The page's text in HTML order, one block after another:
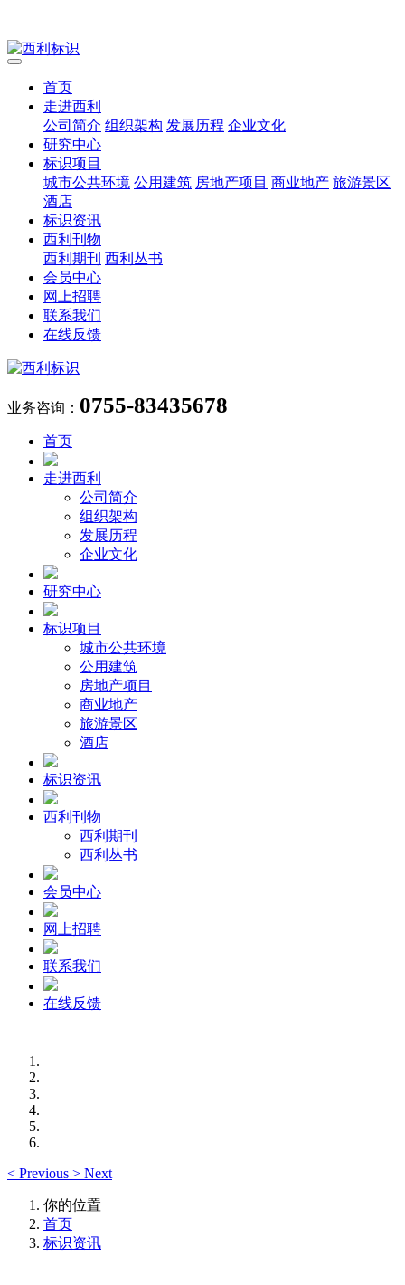
首页
走进西利
公司简介 组织架构 发展历程 企业文化
研究中心
标识项目
城市公共环境 公用建筑 房地产项目 商业地产 旅游景区
酒店
标识资讯
西利刊物
西利期刊 西利丛书
会员中心
网上招聘
联系我们
在线反馈
业务咨询： 0755-83435678
首页
走进西利
公司简介
组织架构
发展历程
企业文化
研究中心
标识项目
城市公共环境
公用建筑
房地产项目
商业地产
旅游景区
酒店
标识资讯
西利刊物
西利期刊
西利丛书
会员中心
网上招聘
联系我们
在线反馈
< Previous > Next
你的位置
首页
标识资讯